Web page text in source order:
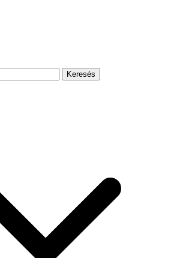
Keresés